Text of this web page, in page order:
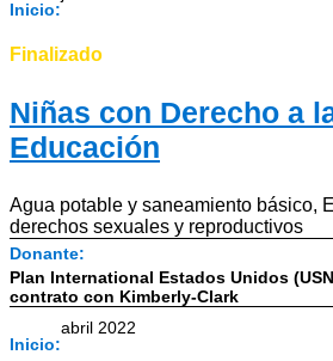
Inicio:
Finalizado
Niñas con Derecho a
Educación
Agua potable y saneamiento básico,
derechos sexuales y reproductivos
Donante:
Plan International Estados Unidos
contrato con Kimberly-Clark
Inicio:
abril 2022